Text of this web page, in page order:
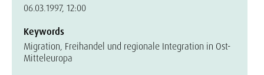
06.03.1997, 12:00
Keywords
Migration, Freihandel und regionale Integration in Ost-
Mitteleuropa